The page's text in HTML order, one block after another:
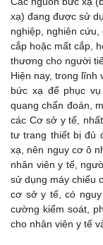
xạ) đang được sử
nghiệp, nghiên
cắp hoặc mất cắp,
thương cho người
Hiện nay, trong lĩnh
bức xạ để phục
quang chẩn đoán,
các Cơ sở y tế,
tư trang thiết bị đủ
xạ, nên nguy cơ ô
nhân viên y tế,
sử dụng máy chiếu
cơ sở y tế, có
cường kiểm soát,
cho nhân viên y tế